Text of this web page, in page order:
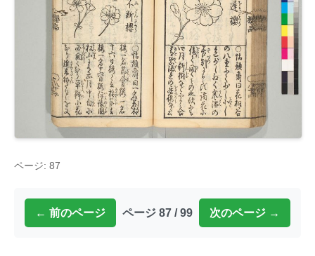
ページ: 87
← 前のページ ページ 87 / 99 次のページ →